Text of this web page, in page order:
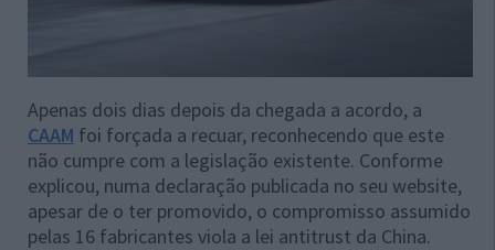
Apenas dois dias depois da chegada a acordo, a
CAAM foi forçada a recuar, reconhecendo que este
não cumpre com a legislação existente. Conforme
explicou, numa declaração publicada no seu website,
apesar de o ter promovido, o compromisso assumido
pelas 16 fabricantes viola a lei antitrust da China.